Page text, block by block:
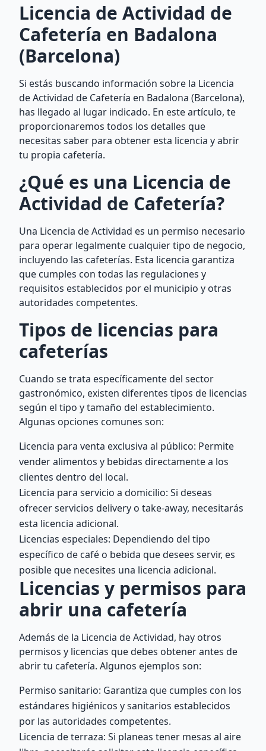
Licencia de Actividad de
Cafetería en Badalona
(Barcelona)
Si estás buscando información sobre la Licencia
de Actividad de Cafetería en Badalona (Barcelona),
has llegado al lugar indicado. En este artículo, te
proporcionaremos todos los detalles que
necesitas saber para obtener esta licencia y abrir
tu propia cafetería.
¿Qué es una Licencia de
Actividad de Cafetería?
Una Licencia de Actividad es un permiso necesario
para operar legalmente cualquier tipo de negocio,
incluyendo las cafeterías. Esta licencia garantiza
que cumples con todas las regulaciones y
requisitos establecidos por el municipio y otras
autoridades competentes.
Tipos de licencias para
cafeterías
Cuando se trata específicamente del sector
gastronómico, existen diferentes tipos de licencias
según el tipo y tamaño del establecimiento.
Algunas opciones comunes son:
Licencia para venta exclusiva al público: Permite
vender alimentos y bebidas directamente a los
clientes dentro del local.
Licencia para servicio a domicilio: Si deseas
ofrecer servicios delivery o take-away, necesitarás
esta licencia adicional.
Licencias especiales: Dependiendo del tipo
específico de café o bebida que desees servir, es
posible que necesites una licencia adicional.
Licencias y permisos para
abrir una cafetería
Además de la Licencia de Actividad, hay otros
permisos y licencias que debes obtener antes de
abrir tu cafetería. Algunos ejemplos son:
Permiso sanitario: Garantiza que cumples con los
estándares higiénicos y sanitarios establecidos
por las autoridades competentes.
Licencia de terraza: Si planeas tener mesas al aire